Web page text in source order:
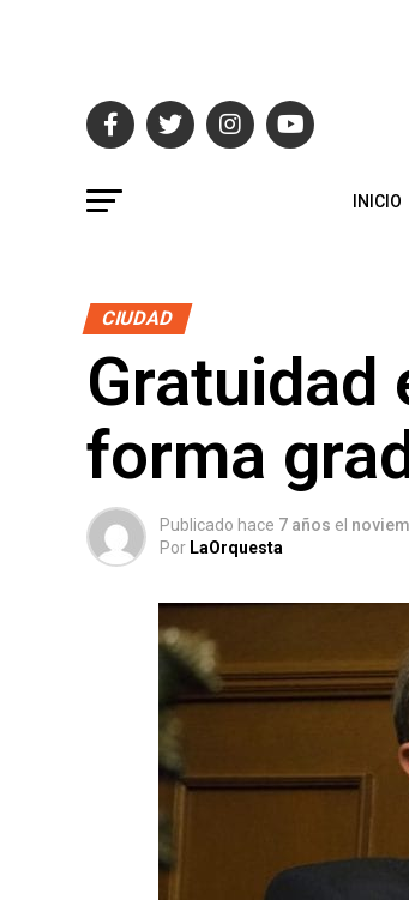
INICIO
CIUDAD
Gratuidad
forma
Publicado hace 7 años el
Por LaOrquesta